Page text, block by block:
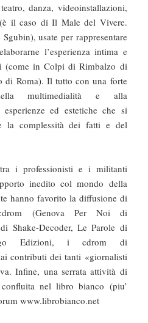
danza, videoinstallazioni,
il caso di Il Male del Vivere.
usate per rappresentare
l’esperienza intima e
(come in Colpi di Rimbalzo di
di Roma). Il tutto con una forte
multimedialità e alla
ed estetiche che si
la complessità dei fatti e del
i professionisti e i militanti
inedito col mondo della
hanno favorito la diffusione di
(Genova Per Noi di
Shake-Decoder, Le Parole di
Edizioni, i cdrom di
contributi dei tanti «giornalisti
Infine, una serrata attività di
nel libro bianco (piu’
www.librobianco.net